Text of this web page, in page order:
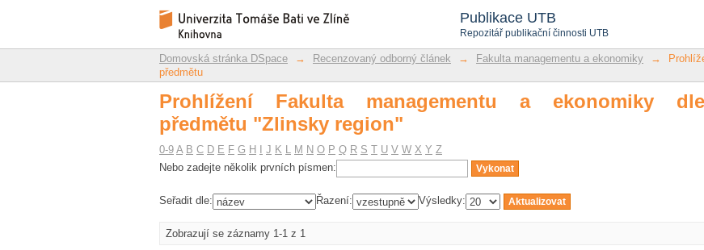
Publikace UTB
Repozitář publikační činnosti UTB
Prohlížení Fakulta managementu a ekonomiky dle
Repozitář DSpace/Manakin
Domovská stránka DSpace → Recenzovaný odborný článek → Fakulta managementu a ekonomiky →
předmětu
Prohlížení Fakulta managementu a ekonomiky dle
předmětu "Zlinsky region"
0-9 A B C D E F G H J K L M N O P Q R S T U V W X Y Z
Nebo zadejte několik prvních písmen:
Seřadit dle: Řazení: Výsledky:
Zobrazují se záznamy 1-1 z 1